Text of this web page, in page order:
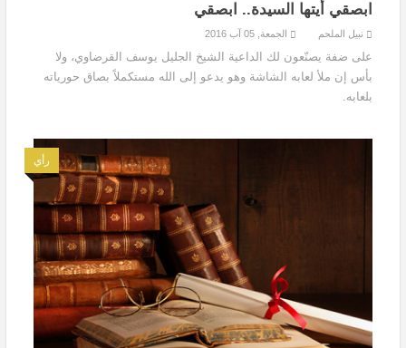
ابصقي أيتها السيدة.. ابصقي
نبيل الملحم الجمعة, 05 آب 2016
على ضفة يصنّعون لك الداعية الشيخ الجليل يوسف القرضاوي، ولا
بأس إن ملأ لعابه الشاشة وهو يدعو إلى الله مستكملاً بصاق حورياته
بلعابه.
رأي